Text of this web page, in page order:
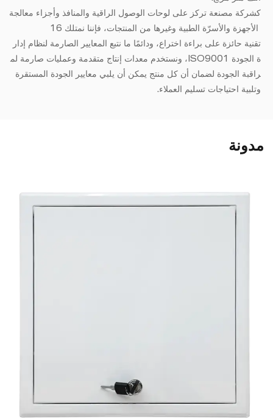
كشركة مصنعة تركز على لوحات الوصول الراقية والمنافذ وأجزاء معالجة
الأجهزة والأسرّة الطبية وغيرها من المنتجات، فإننا نمتلك 16
تقنية حائزة على براءة اختراع، ودائمًا ما نتبع المعايير الصارمة لنظام إدار
ة الجودة ISO9001، ونستخدم معدات إنتاج متقدمة وعمليات صارمة لم
راقبة الجودة لضمان أن كل منتج يمكن أن يلبي معايير الجودة المستقرة
وتلبية احتياجات تسليم العملاء.
مدونة